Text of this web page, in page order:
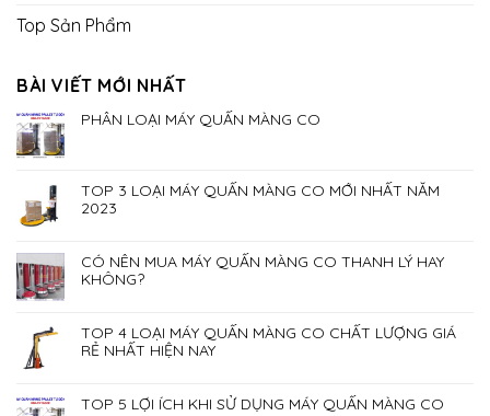
Top Sản Phẩm
BÀI VIẾT MỚI NHẤT
PHÂN LOẠI MÁY QUẤN MÀNG CO
TOP 3 LOẠI MÁY QUẤN MÀNG CO MỚI NHẤT NĂM
2023
CÓ NÊN MUA MÁY QUẤN MÀNG CO THANH LÝ HAY
KHÔNG?
TOP 4 LOẠI MÁY QUẤN MÀNG CO CHẤT LƯỢNG GIÁ
RẺ NHẤT HIỆN NAY
TOP 5 LỢI ÍCH KHI SỬ DỤNG MÁY QUẤN MÀNG CO